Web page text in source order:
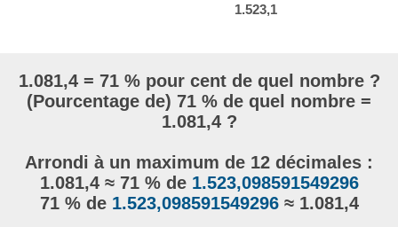
1.523,1
1.081,4 = 71 % pour cent de quel nombre ?
(Pourcentage de) 71 % de quel nombre =
1.081,4 ?
Arrondi à un maximum de 12 décimales :
1.081,4 ≈ 71 % de 1.523,098591549296
71 % de 1.523,098591549296≈ 1.081,4